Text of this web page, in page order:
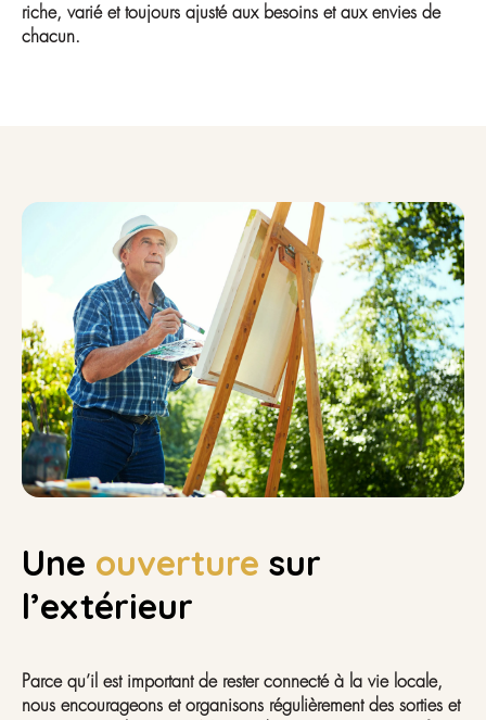
riche, varié et toujours ajusté aux besoins et aux envies de
chacun.
Une ouverture sur
l’extérieur
Parce qu’il est important de rester connecté à la vie locale,
nous encourageons et organisons régulièrement des sorties et